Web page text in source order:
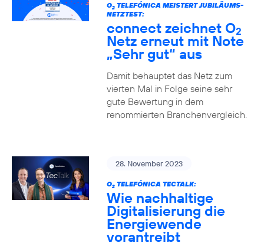
O2TELEFÓNICA MEISTERT JUBILÄUMS-
NETZTEST:
connect zeichnet O2
Netz erneut mit Note
„Sehr gut“ aus
Damit behauptet das Netz zum
vierten Mal in Folge seine sehr
gute Bewertung in dem
renommierten Branchenvergleich.
28. November 2023
O2TELEFÓNICA TECTALK:
Wie nachhaltige
Digitalisierung die
Energiewende
vorantreibt